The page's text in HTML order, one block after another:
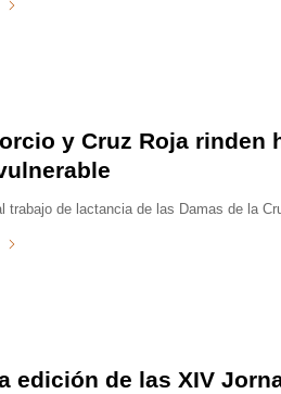
y Cruz Roja rinden
trabajo de lactancia de las Damas de la
edición de las XIV